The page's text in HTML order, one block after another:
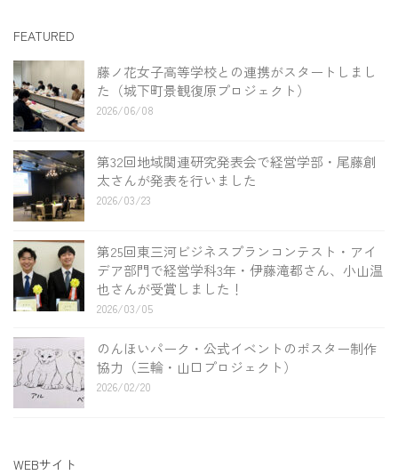
FEATURED
藤ノ花女子高等学校との連携がスタートしまし
た（城下町景観復原プロジェクト）
2026/06/08
第32回地域関連研究発表会で経営学部・尾藤創
太さんが発表を行いました
2026/03/23
第25回東三河ビジネスプランコンテスト・アイ
デア部門で経営学科3年・伊藤滝都さん、小山温
也さんが受賞しました！
2026/03/05
のんほいパーク・公式イベントのポスター制作
協力（三輪・山口プロジェクト）
2026/02/20
WEBサイト